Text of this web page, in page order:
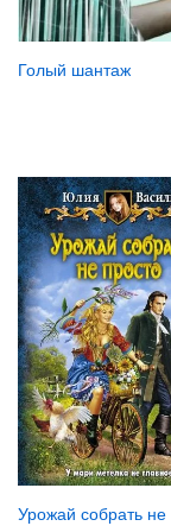
Голый шантаж
Урожай собрать не